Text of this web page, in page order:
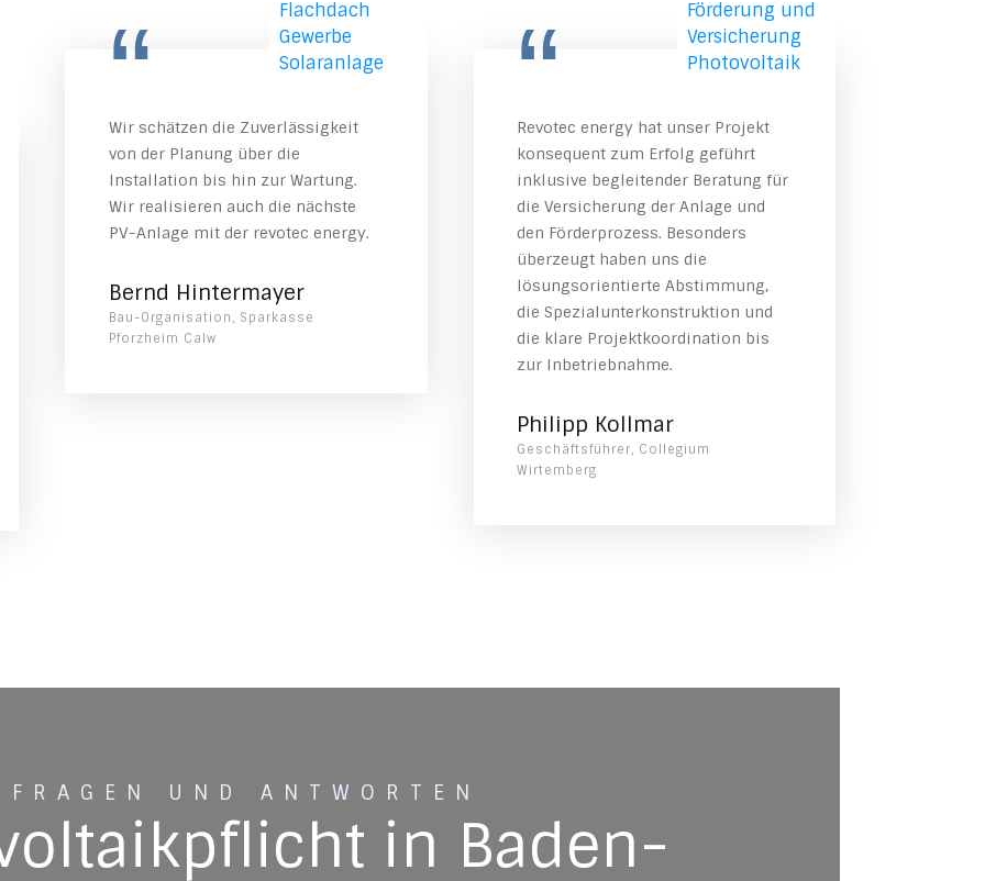
“
Wir schätzen die Zuverlässigkeit
von der Planung über die
Installation bis hin zur Wartung.
Wir realisieren auch die nächste
PV-Anlage mit der revotec energy.
Bernd Hintermayer
Bau-Organisation, Sparkasse
Pforzheim Calw
“
Revotec energy hat unser Projekt
konsequent zum Erfolg geführt
inklusive begleitender Beratung für
die Versicherung der Anlage und
den Förderprozess. Besonders
überzeugt haben uns die
lösungsorientierte Abstimmung,
die Spezialunterkonstruktion und
die klare Projektkoordination bis
zur Inbetriebnahme.
Philipp Kollmar
Geschäftsführer, Collegium
Wirtemberg
FRAGEN UND ANTWORTEN
in Baden-